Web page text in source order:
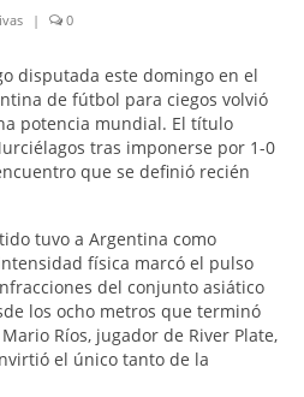
| 0
disputada este domingo en el
de fútbol para ciegos volvió
potencia mundial. El título
tras imponerse por 1-0
que se definió recién
tuvo a Argentina como
física marcó el pulso
del conjunto asiático
los ocho metros que terminó
Ríos, jugador de River Plate,
el único tanto de la